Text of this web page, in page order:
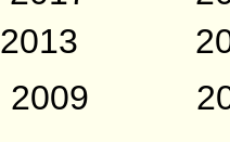
2013
2009